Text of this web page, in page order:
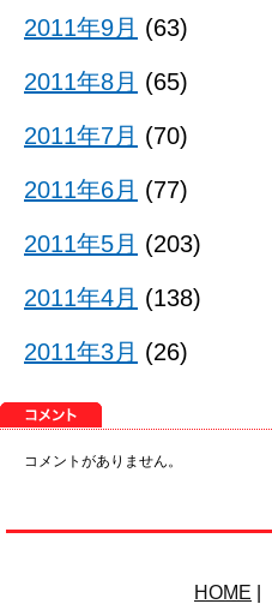
2011年9月 (63)
2011年8月 (65)
2011年7月 (70)
2011年6月 (77)
2011年5月 (203)
2011年4月 (138)
2011年3月 (26)
コメントがありません。
HOME